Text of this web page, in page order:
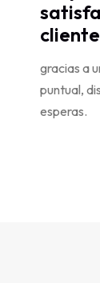
cliente
gracias a
puntual,
esperas.